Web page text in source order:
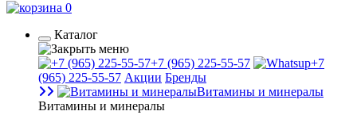
0
Каталог
+7 (965) 225-55-57
+7
(965) 225-55-57 Акции Бренды
Витамины и минералы
Витамины и минералы